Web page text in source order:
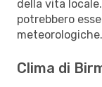
della vita
potrebbero
meteorologiche.
Clima di